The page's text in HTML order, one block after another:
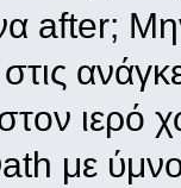
after;
με